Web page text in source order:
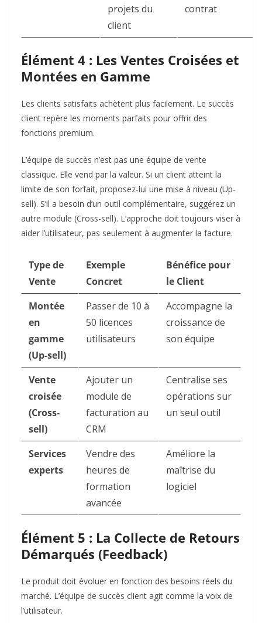
projets du
client
contrat
Élément 4 : Les Ventes Croisées et
Montées en Gamme
Les clients satisfaits achètent plus facilement. Le succès
client repère les moments parfaits pour offrir des
fonctions premium.
L’équipe de succès n’est pas une équipe de vente
classique. Elle vend par la valeur. Si un client atteint la
limite de son forfait, proposez-lui une mise à niveau (Up-
sell). S’il a besoin d’un outil complémentaire, suggérez un
autre module (Cross-sell). L’approche doit toujours viser à
aider l’utilisateur, pas seulement à augmenter la facture.
Type de
Vente
Exemple
Concret
Bénéfice pour
le Client
Montée
en
gamme
(Up-sell)
Passer de 10 à
50 licences
utilisateurs
Accompagne la
croissance de
son équipe
Vente
croisée
(Cross-
sell)
Ajouter un
module de
facturation au
CRM
Centralise ses
opérations sur
un seul outil
Services
experts
Vendre des
heures de
formation
avancée
Améliore la
maîtrise du
logiciel
Élément 5 : La Collecte de Retours
Démarqués (Feedback)
Le produit doit évoluer en fonction des besoins réels du
marché. L’équipe de succès client agit comme la voix de
l’utilisateur.